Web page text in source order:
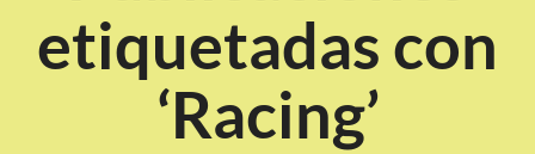
etiquetadas con
‘Racing’